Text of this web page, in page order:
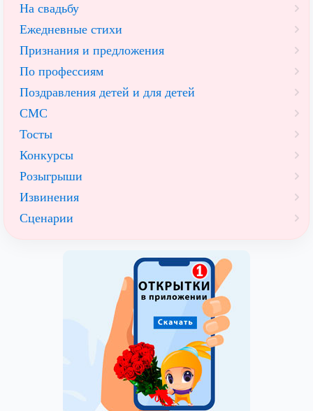
На свадьбу
Ежедневные стихи
Признания и предложения
По профессиям
Поздравления детей и для детей
СМС
Тосты
Конкурсы
Розыгрыши
Извинения
Сценарии